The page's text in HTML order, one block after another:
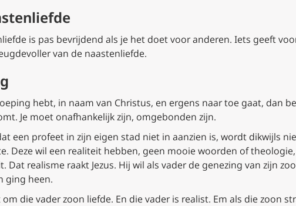
is pas bevrijdend als je het doet voor anderen. Iets geeft
van de naastenliefde.
hebt, in naam van Christus, en ergens naar toe gaat, dan
Je moet onafhankelijk zijn, omgebonden zijn.
een profeet in zijn eigen stad niet in aanzien is, wordt dikwijls
Deze wil een realiteit hebben, geen mooie woorden of
Dat realisme raakt Jezus. Hij wil als vader de genezing van zijn
ging heen.
die vader zoon liefde. En die vader is realist. Em als die zoon